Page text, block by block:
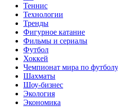
Теннис
Технологии
Тренды
Фигурное катание
Фильмы и сериалы
Футбол
Хоккей
Чемпионат мира по
Шахматы
Шоу-бизнес
Экология
Экономика